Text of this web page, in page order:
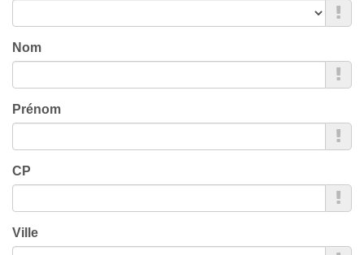
Nom
Prénom
CP
Ville